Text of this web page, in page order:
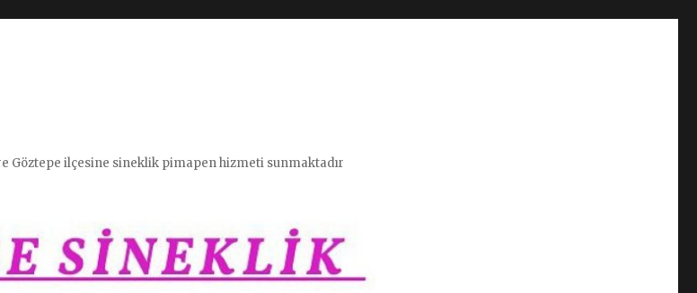
Göztepe ilçesine sineklik pimapen hizmeti sunmaktadır